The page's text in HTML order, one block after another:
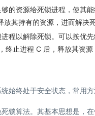
的资源给死锁进程，使其
其持有的资源，进而解决死
程以解除死锁。可以按优
终止进程 C 后，释放其资源
始终处于安全状态，常用方
死锁算法。其基本思想是，